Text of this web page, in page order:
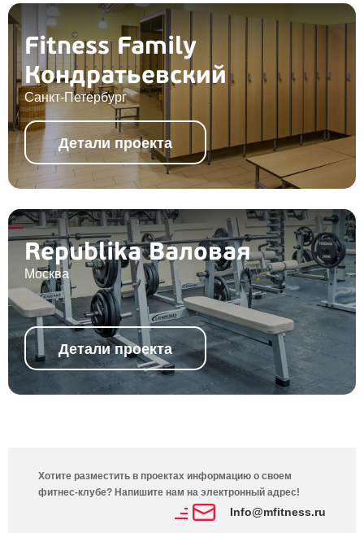
Fitness Family
Кондратьевский
Санкт-Петербург
Детали проекта
Republika Валовая
Москва
Детали проекта
Хотите разместить в проектах информацию о своем
фитнес-клубе? Напишите нам на электронный адрес!
Info@mfitness.ru